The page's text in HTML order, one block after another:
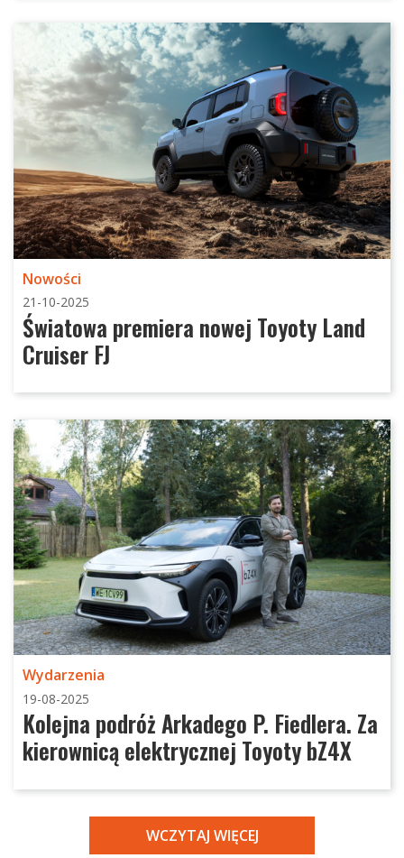
Nowości
21-10-2025
Światowa premiera nowej Toyoty Land
Cruiser FJ
Wydarzenia
19-08-2025
Kolejna podróż Arkadego P. Fiedlera. Za
kierownicą elektrycznej Toyoty bZ4X
WCZYTAJ WIĘCEJ